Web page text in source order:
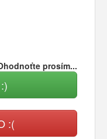
prosím...
:(